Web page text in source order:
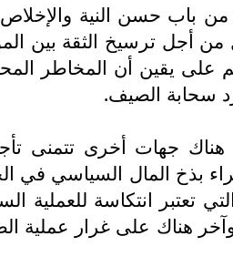
باب حسن النية
أجل ترسيخ الثقة بين
على يقين أن المخاطر
سحابة الصيف.
هناك جهات أخرى تتمنى
بذخ المال السياسي في
تعتبر انتكاسة
هناك على غرار عملية